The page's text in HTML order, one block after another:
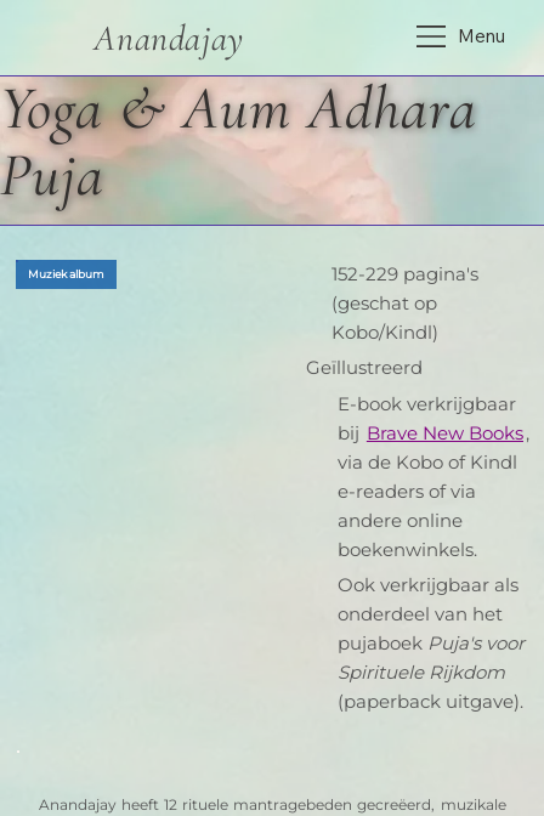
Anandajay Menu
Yoga & Aum Adhara
Puja
Anandajay heeft 12 rituele mantragebeden gecreëerd, muzikale
Muziek album
152-229 pagina's
(geschat op
Kobo/Kindl)
Geïllustreerd
E-book verkrijgbaar
bij Brave New Books,
via de Kobo of Kindl
e-readers of via
andere online
boekenwinkels.
Ook verkrijgbaar als
onderdeel van het
pujaboek Puja's voor
Spirituele Rijkdom
(paperback uitgave).